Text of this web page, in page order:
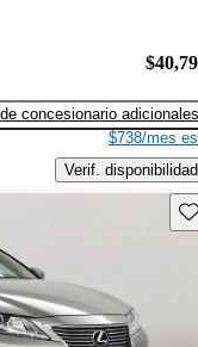
concesionario adicionales
$738/mes
Verif. disponibilidad